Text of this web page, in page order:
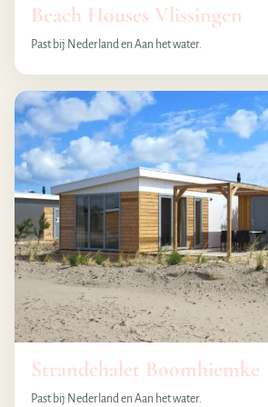
Beach Houses Vlissingen
Past bij Nederland en Aan het water.
Strandchalet Boomhiemke
Past bij Nederland en Aan het water.